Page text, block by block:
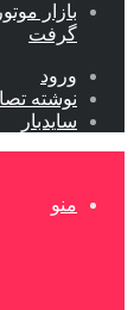
بازار
گرفت
ورود
نوشته
سایدبار
منو